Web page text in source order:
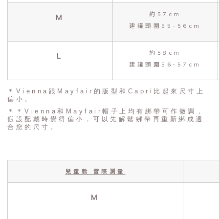
M
約57cm
建議頭圍55-56cm
L
約58cm
建議頭圍56-57cm
＊Vienna跟Mayfair的版型和Capri比起來尺寸上
偏小。
＊＊Vienna和Mayfair帽子上均有綁帶可作微調，
假設配戴時覺得偏小，可以先解鬆綁帶再重新綁成適
合您的尺寸。
兒童款 實際測量
M